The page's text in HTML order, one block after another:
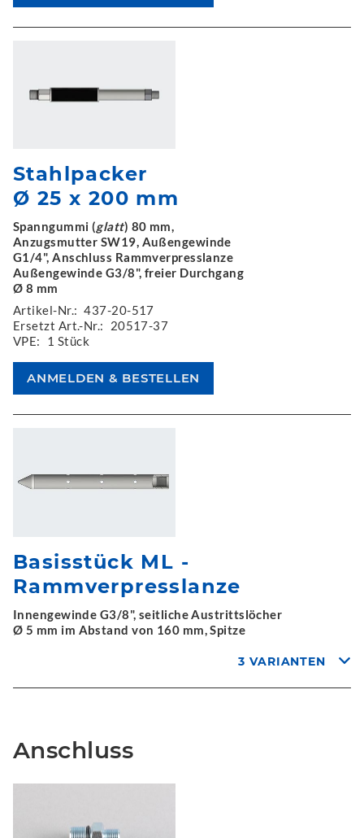
Stahlpacker
Ø 25 x 200 mm
Spanngummi (glatt) 80 mm,
Anzugsmutter SW19, Außengewinde
G1/4", Anschluss Rammverpresslanze
Außengewinde G3/8", freier Durchgang
Ø 8 mm
Artikel-Nr.: 437-20-517
Ersetzt Art.-Nr.:
20517-37
VPE:
1 Stück
Basisstück ML -
Rammverpresslanze
Innengewinde G3/8", seitliche Austrittslöcher
Ø 5 mm im Abstand von 160 mm, Spitze
3 VARIANTEN
Anschluss